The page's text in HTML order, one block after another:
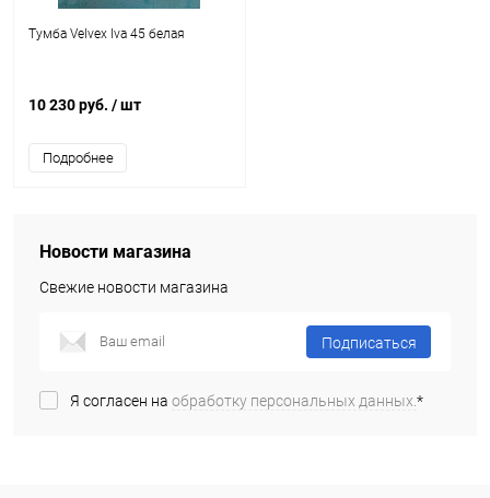
Тумба Velvex Iva 45 белая
10 230 руб. / шт
Подробнее
Новости магазина
Свежие новости магазина
Подписаться
Я согласен на обработку персональных данных.*